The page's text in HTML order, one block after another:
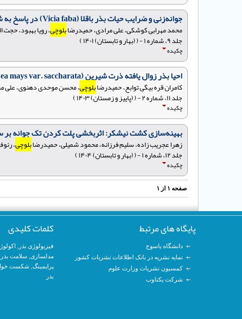
جوانه‌زنی و ضرایب حیات بذر باقلا (Vicia faba) در پاسخ به شرایط مختلف انبارداری
محمد مهرابی کوشکی، علی مرادی، حمیدرضابلوچی، رویا بهبود،
جلد ۹، شماره ۱ - ( (بهار و تابستان) ۱۴۰۱ )
چکیده
احیا بذر زوال یافته‌ ذرت شیرین (Zea mays var. saccharata) رقم بیسین با پیش‌تیمار توسط اسید الاژیک، جیبرلین و نیترات پتاسیم
کامران قره بیگی توابع، حمیدرضابلوچی، محسن موحدی دهنوی، علی
جلد ۱۱، شماره ۲ - ( (پاییز و زمستان) ۱۴۰۳ )
چکیده
بهینه‌سازی کشت نیشکر: اثربخشی پلت کردن تک جوانه
زهرا عجریب زاده، سلیم فرزانه، محمود شمیلی، حمیدرضابلوچی،
جلد ۱۲، شماره ۱ - ( (بهار و تابستان) ۱۴۰۴ )
چکیده
صفحه ۱ از ۱
پایگاه های مرتبط
دانشگاه یاسوج
نمایه نشریه در بانک اطلاعات نشریات کشور
کمسیون نشریات وزارت علوم
شرکت یکتاوب
کلمات کلیدی
فیزیولوژی بذر ,
مدلسازی, سلامت
پرایمینگ, شکست
بذر